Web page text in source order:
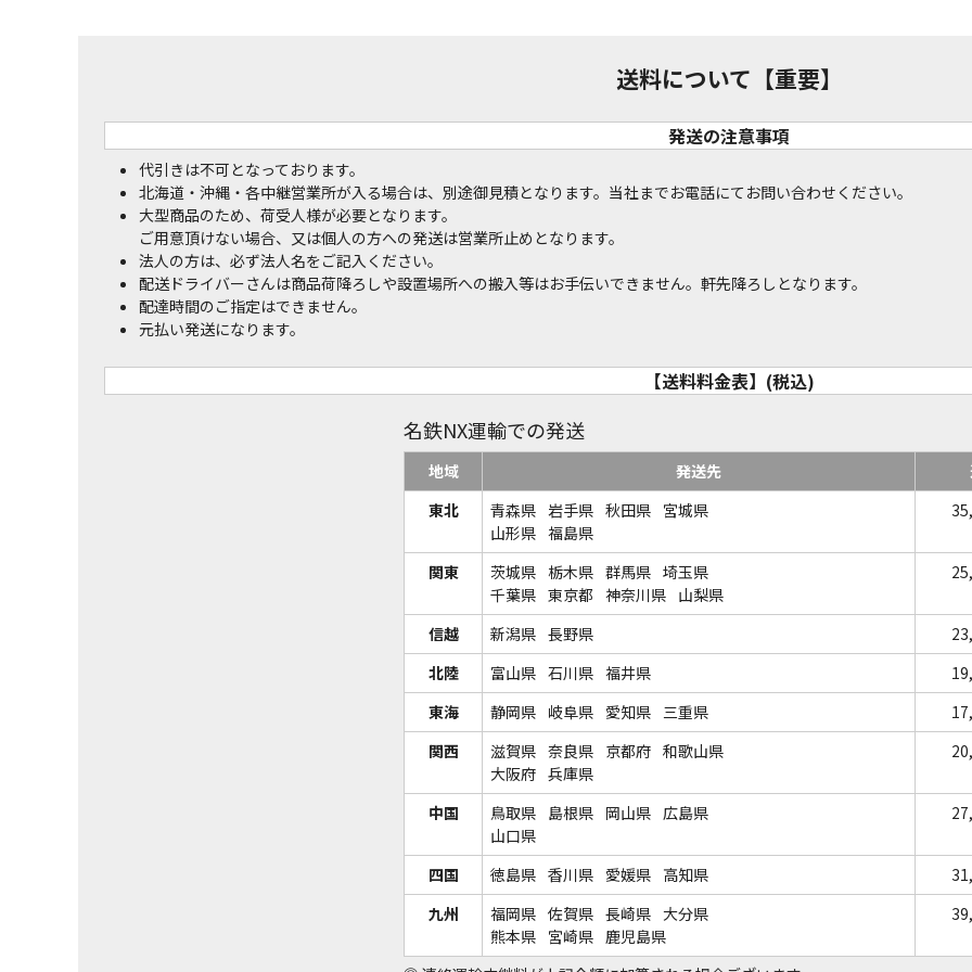
送料について【重要】
発送の注意事項
代引きは不可となっております。
北海道・沖縄・各中継営業所が入る場合は、別途御見積となります。当社までお電話にてお問い合わせください。
大型商品のため、荷受人様が必要となります。
ご用意頂けない場合、又は個人の方への発送は営業所止めとなります。
法人の方は、必ず法人名をご記入ください。
配送ドライバーさんは商品荷降ろしや設置場所への搬入等はお手伝いできません。軒先降ろしとなります。
配達時間のご指定はできません。
元払い発送になります。
【送料料金表】(税込)
名鉄NX運輸での発送
地域 発送先
東北
青森県 岩手県 秋田県 宮城県
山形県 福島県
関東 茨城県 栃木県 群馬県 埼玉県
千葉県 東京都 神奈川県 山梨県
信越 新潟県 長野県
北陸
富山県 石川県 福井県
東海
静岡県 岐阜県 愛知県 三重県
関西
滋賀県 奈良県 京都府 和歌山県
大阪府 兵庫県
中国 鳥取県 島根県 岡山県 広島県
山口県
四国 徳島県 香川県 愛媛県 高知県
九州
福岡県 佐賀県 長崎県 大分県
熊本県 宮崎県 鹿児島県